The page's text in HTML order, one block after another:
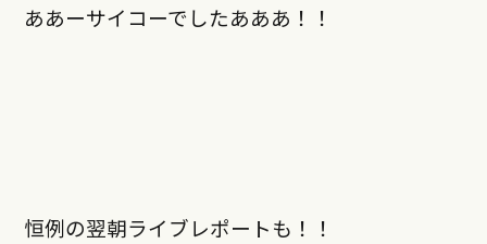
ああーサイコーでしたあああ！！
恒例の翌朝ライブレポートも！！